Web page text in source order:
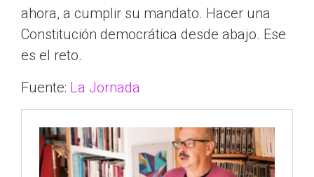
ahora, a cumplir su mandato. Hacer una
Constitución democrática desde abajo. Ese
es el reto.
Fuente: La Jornada